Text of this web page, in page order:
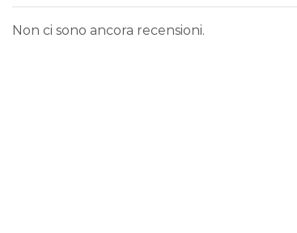
Non ci sono ancora recensioni.